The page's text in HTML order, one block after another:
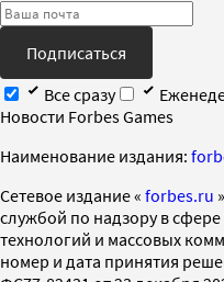
Подписаться
Все сразу
Новости Forbes Games
Наименование издания:
Cетевое издание « forbes.ru
службой по надзору в
технологий и массовых
номер и дата принятия